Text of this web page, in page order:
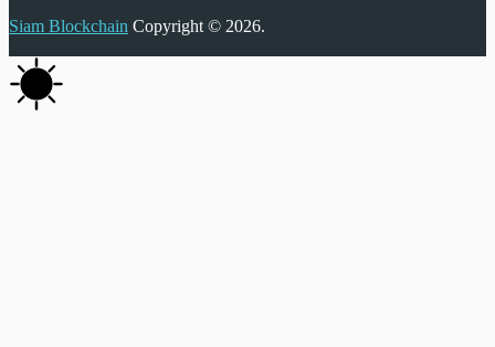
Siam Blockchain Copyright © 2026.